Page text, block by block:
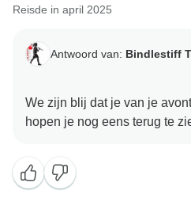
Reisde in april 2025
Antwoord van: Bindlestiff
We zijn blij dat je van je
hopen je nog eens terug te